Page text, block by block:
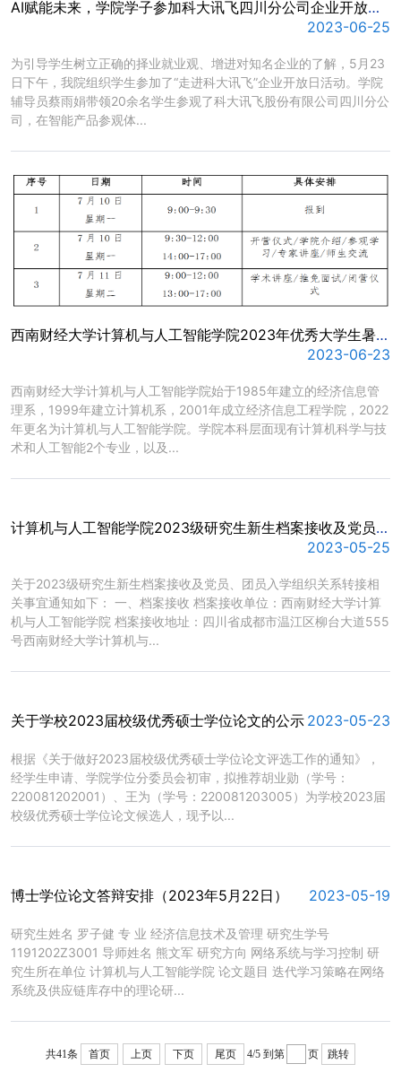
AI赋能未来，学院学子参加科大讯飞四川分公司企业开放日活动
2023-06-25
​为引导学生树立正确的择业就业观、增进对知名企业的了解，5月23
日下午，我院组织学生参加了“走进科大讯飞”企业开放日活动。学院
辅导员蔡雨娟带领20余名学生参观了科大讯飞股份有限公司四川分公
司，在智能产品参观体...
西南财经大学计算机与人工智能学院2023年优秀大学生暑期学术夏令营活动方案
2023-06-23
​西南财经大学计算机与人工智能学院始于1985年建立的经济信息管
理系，1999年建立计算机系，2001年成立经济信息工程学院，2022
年更名为计算机与人工智能学院。学院本科层面现有计算机科学与技
术和人工智能2个专业，以及...
计算机与人工智能学院2023级研究生新生档案接收及党员、团员入学组织关系转接相关事宜通知
2023-05-25
​关于2023级研究生新生档案接收及党员、团员入学组织关系转接相
关事宜通知如下： 一、档案接收 档案接收单位：西南财经大学计算
机与人工智能学院 档案接收地址：四川省成都市温江区柳台大道555
号西南财经大学计算机与...
关于学校2023届校级优秀硕士学位论文的公示 2023-05-23
​根据《关于做好2023届校级优秀硕士学位论文评选工作的通知》，
经学生申请、学院学位分委员会初审，拟推荐胡业勋（学号：
220081202001）、王为（学号：220081203005）为学校2023届
校级优秀硕士学位论文候选人，现予以...
博士学位论文答辩安排（2023年5月22日） 2023-05-19
​研究生姓名 罗子健 专 业 经济信息技术及管理 研究生学号
1191202Z3001 导师姓名 熊文军 研究方向 网络系统与学习控制 研
究生所在单位 计算机与人工智能学院 论文题目 迭代学习策略在网络
系统及供应链库存中的理论研...
共41条 首页 上页 下页 尾页 4/5 到第 页 跳转